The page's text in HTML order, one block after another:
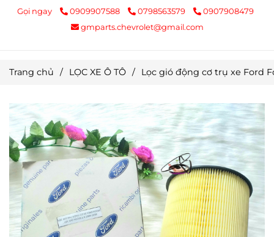
Gọi ngay 0909907588 0798563579
0907908479
gmparts.chevrolet@gmail.com
Trang chủ / LỌC XE Ô TÔ / Lọc gió động cơ trụ xe Ford